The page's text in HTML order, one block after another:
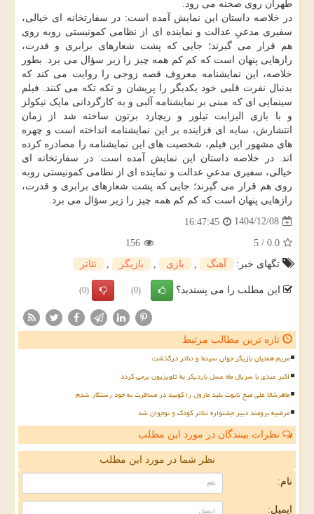
طهران روی صحنه می رود.
در خلاصه داستان این نمایش آمده است: در سفارتخانه ای خیالی،
سفیری مدعیِ عدالت و نماینده ای از نظامی کمونیستی روبه روی
هم قرار می گیرند؛ جایی که پشت شعارهای برابری و قدرت،
رازهایی پنهان است که کم کم همه چیز را زیر سؤال می برد. بطور
خلاصه، این نمایشنامه معروف قصه زوجی را روایت می کند که
بدنبال نفرت قلبی خود یکدیگر را پریشان و تکه تکه می کنند. فیلم
سینمایی ای که مبنی بر نمایشنامه آلبی و به کارگردانی مایک نیکولز
و با بازی الیزابت تیلور و ریچارد برتون ساخته شد از زمان
انتشارش، سایه ای فزاینده بر این نمایشنامه انداخته است و چهره
های مشهور این فیلم، شخصیت های این نمایشنامه را مصادره کرده
اند. در خلاصه داستان این نمایش آمده است: در سفارتخانه ای
خیالی، سفیری مدعیِ عدالت و نماینده ای از نظامی کمونیستی روبه
روی هم قرار می گیرند؛ جایی که پشت شعارهای برابری و قدرت،
رازهایی پنهان است که کم کم همه چیز را زیر سؤال می برد.
1404/12/08
16:47:45
0.0
/
5
156
تگهای خبر:
آهنگ بازی بازیگر تئاتر
این مطلب را می پسندید؟ (0)
(0)
تازه ترین مطالب مرتبط
مریم همتیان بازیگر جوان سینما و تئاتر درگذشت
اکبر عبدی با سریال ماه عسل باردیگر به تلویزیون برمی گردد
ماهرشالا علی میخ تابوت بلید مارول را کوبید در مسافرت به خود رستگار شدم
مرضیه برومند دبیر جشنواره تئاتر کودک و نوجوان شد
نظرات بینندگان در مورد این مطلب
نظر شما در مورد این مطلب
نام:
ایمیل: